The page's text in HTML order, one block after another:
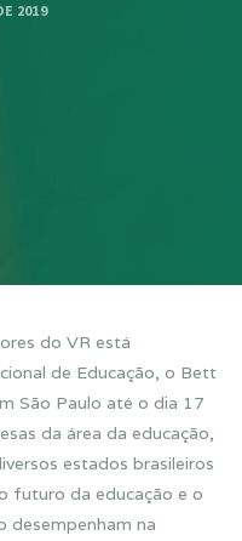
2019
do VR está
de Educação, o Bett
São Paulo até o dia 17
da área da educação,
estados brasileiros
futuro da educação e o
desempenham na